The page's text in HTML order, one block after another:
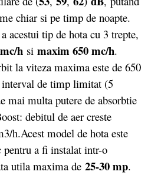
chiar si pe timp de noapte.
acestui tip de hota cu 3 trepte,
h si maxim 650 mc/h.
la viteza maxima este de 650
de timp limitat (5
mai multa putere de absorbtie
debitul de aer creste
h.Acest model de hota este
pentru a fi instalat intr-o
utila maxima de 25-30 mp.